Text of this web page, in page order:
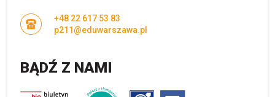
+48 22 617 53 83
p211@eduwarszawa.pl
BĄDŹ Z NAMI